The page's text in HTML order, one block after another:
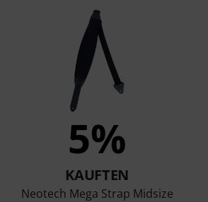
5%
KAUFTEN
Neotech Mega Strap Midsize